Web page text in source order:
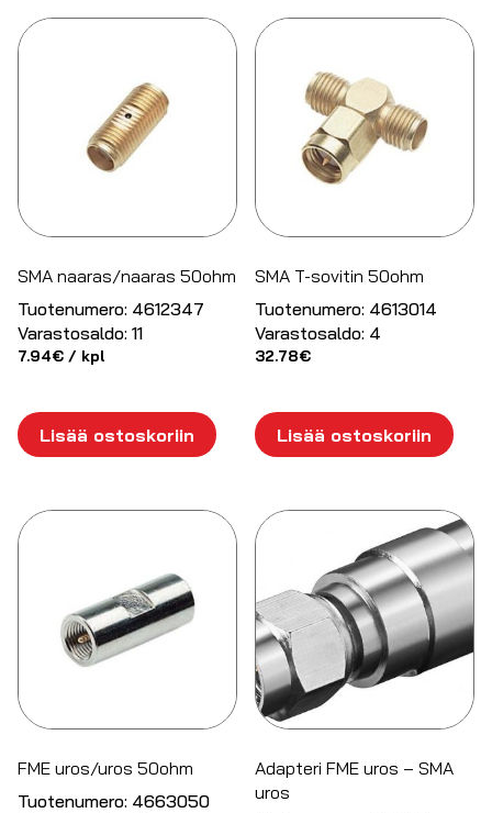
SMA naaras/naaras 50ohm
Tuotenumero: 4612347
Varastosaldo: 11
7.94€ / kpl
Lisää ostoskoriin
SMA T-sovitin 50ohm
Tuotenumero: 4613014
Varastosaldo: 4
32.78€
Lisää ostoskoriin
FME uros/uros 50ohm
Tuotenumero: 4663050
Adapteri FME uros – SMA
uros